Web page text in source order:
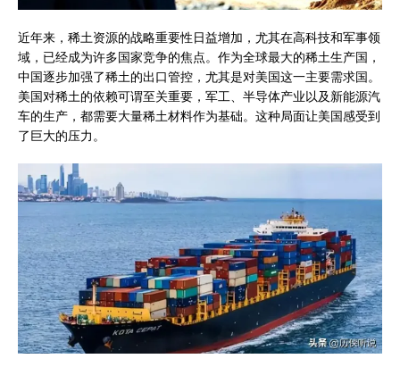
近年来，稀土资源的战略重要性日益增加，尤其在高科技和军事领
域，已经成为许多国家竞争的焦点。作为全球最大的稀土生产国，
中国逐步加强了稀土的出口管控，尤其是对美国这一主要需求国。
美国对稀土的依赖可谓至关重要，军工、半导体产业以及新能源汽
车的生产，都需要大量稀土材料作为基础。这种局面让美国感受到
了巨大的压力。